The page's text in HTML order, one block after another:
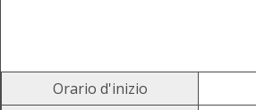
Orario d'inizio